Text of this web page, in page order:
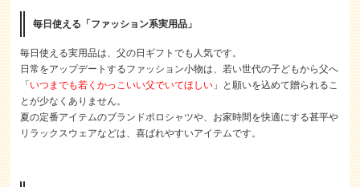
毎日使える「ファッション系実用品」
毎日使える実用品は、父の日ギフトでも人気です。
日常をアップデートするファッション小物は、若い世代の子どもから父へ
「 いつまでも若くかっこいい父でいてほしい 」と願いを込めて贈られるこ
とが少なくありません。
夏の定番アイテムのブランドポロシャツや、お家時間を快適にする甚平や
リラックスウェアなどは、喜ばれやすいアイテムです。